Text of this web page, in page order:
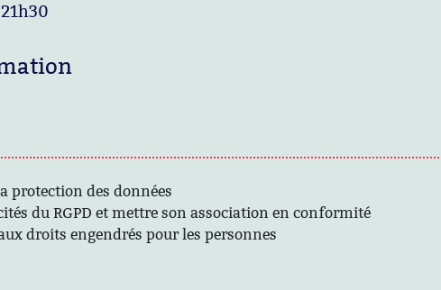
protection des données
du RGPD et mettre son association en conformité
droits engendrés pour les personnes